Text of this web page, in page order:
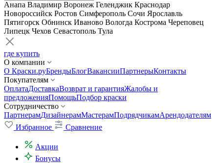
Анапа Владимир Воронеж Геленджик Краснодар
Новороссийск Ростов Симферополь Сочи Ярославль
Пятигорск Обнинск Иваново Вологда Кострома Череповец
Липецк Чехов Севастополь Тула
где купить
О компании
О Краски.руБрендыБлогВакансииПартнерыКонтакты
Покупателям
ОплатаДоставкаВозврат и гарантияЖалобы и
предложенияПомощьПодбор краски
Сотрудничество
ПартнерамДизайнерамМастерамПодрядчикамАрендодателям
Избранное
Сравнение
Акции
Бонусы